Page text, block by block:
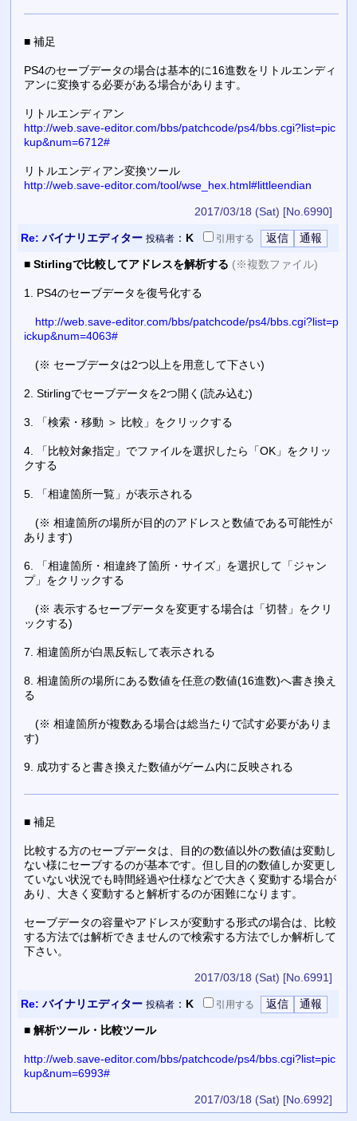
■ 補足
PS4のセーブデータの場合は基本的に16進数をリトルエンディ
アンに変換する必要がある場合があります。
リトルエンディアン
http://web.save-editor.com/bbs/patchcode/ps4/bbs.cgi?list=pic
kup&num=6712#
リトルエンディアン変換ツール
http://web.save-editor.com/tool/wse_hex.html#littleendian
2017/03/18 (Sat) [No.6990]
Re: バイナリエディター 投稿者： K 引用する
■ Stirlingで比較してアドレスを解析する (※複数ファイル)
1. PS4のセーブデータを復号化する
http://web.save-editor.com/bbs/patchcode/ps4/bbs.cgi?list=p
ickup&num=4063#
(※ セーブデータは2つ以上を用意して下さい)
2. Stirlingでセーブデータを2つ開く(読み込む)
3. 「検索・移動 ＞ 比較」をクリックする
4. 「比較対象指定」でファイルを選択したら「OK」をクリッ
クする
5. 「相違箇所一覧」が表示される
(※ 相違箇所の場所が目的のアドレスと数値である可能性が
あります)
6. 「相違箇所・相違終了箇所・サイズ」を選択して「ジャン
プ」をクリックする
(※ 表示するセーブデータを変更する場合は「切替」をクリ
ックする)
7. 相違箇所が白黒反転して表示される
8. 相違箇所の場所にある数値を任意の数値(16進数)へ書き換え
る
(※ 相違箇所が複数ある場合は総当たりで試す必要がありま
す)
9. 成功すると書き換えた数値がゲーム内に反映される
■ 補足
比較する方のセーブデータは、目的の数値以外の数値は変動し
ない様にセーブするのが基本です。但し目的の数値しか変更し
ていない状況でも時間経過や仕様などで大きく変動する場合が
あり、大きく変動すると解析するのが困難になります。
セーブデータの容量やアドレスが変動する形式の場合は、比較
する方法では解析できませんので検索する方法でしか解析して
下さい。
2017/03/18 (Sat) [No.6991]
Re: バイナリエディター 投稿者： K 引用する
■ 解析ツール・比較ツール
http://web.save-editor.com/bbs/patchcode/ps4/bbs.cgi?list=pic
kup&num=6993#
2017/03/18 (Sat) [No.6992]